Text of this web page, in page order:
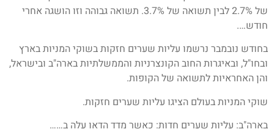
של 2.7% לבין תשואה של 3.7%. תשואה גבוהה וזו הושגה אחרי
חודש….
בחודש נובמבר נרשמו עליות שערים חזקות בשוקי המניות בארץ
ובחו"ל, ובאיגרות החוב הקונצרניות והממשלתיות בארה"ב ובישראל,
והן האחראיות לתשואה של הקופות.
שוקי המניות בעולם הציגו עליות שערים חזקות.
בארה"ב: עליות שערים חדות: כאשר מדד הדאו עלה ב……